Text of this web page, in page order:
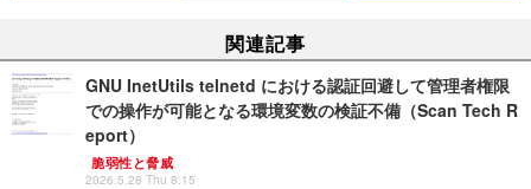
関連記事
GNU InetUtils telnetd における認証回避して管理者権限
での操作が可能となる環境変数の検証不備（Scan Tech R
eport）
脆弱性と脅威
2026.5.28 Thu 8:15